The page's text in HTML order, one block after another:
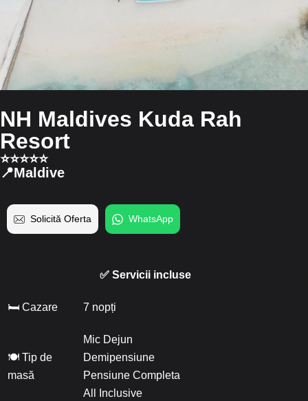
NH Maldives Kuda Rah
Resort
⭐️⭐️⭐️⭐️⭐️
📍Maldive
Solicită Oferta WhatsApp
✅ Servicii incluse
🛏 Cazare 7 nopți
🍽 Tip de
masă
Mic Dejun
Demipensiune
Pensiune Completa
All Inclusive